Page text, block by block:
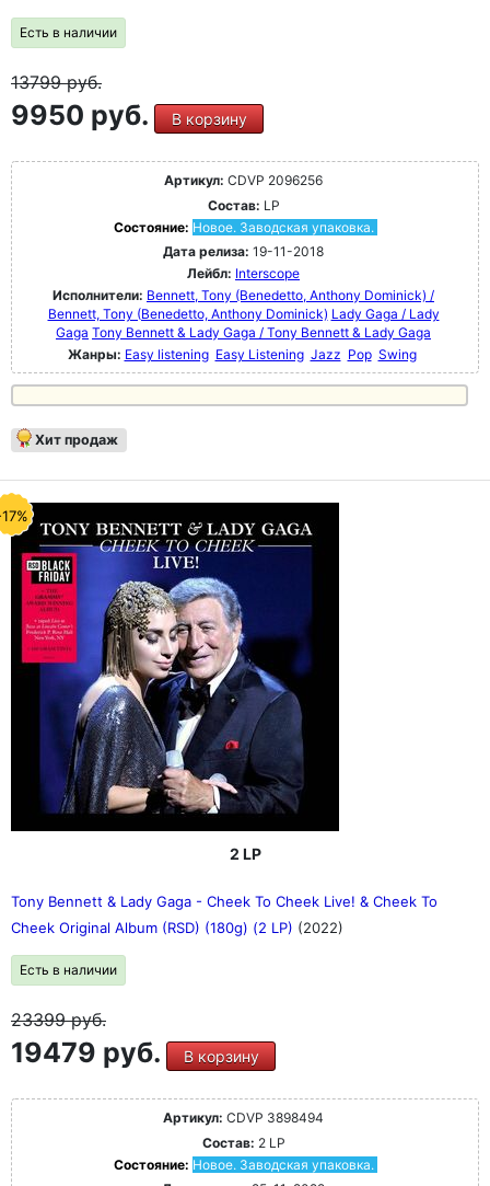
Есть в наличии
13799руб.
9950 руб. В корзину
Артикул: CDVP 2096256
Состав: LP
Состояние: Новое. Заводская упаковка.
Дата релиза: 19-11-2018
Лейбл: Interscope
Исполнители: Bennett, Tony (Benedetto, Anthony Dominick) /
Bennett, Tony (Benedetto, Anthony Dominick) Lady Gaga / Lady
Gaga Tony Bennett & Lady Gaga / Tony Bennett & Lady Gaga
Жанры: Easy listening Easy Listening Jazz Pop Swing
Хит продаж
2 LP
Tony Bennett & Lady Gaga - Cheek To Cheek Live! & Cheek To
Cheek Original Album (RSD) (180g) (2 LP) (2022)
Есть в наличии
23399руб.
19479 руб. В корзину
Артикул: CDVP 3898494
Состав: 2 LP
Состояние: Новое. Заводская упаковка.